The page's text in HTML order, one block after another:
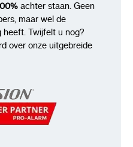
achter staan. Geen
maar wel de
heeft. Twijfelt u nog?
over onze uitgebreide